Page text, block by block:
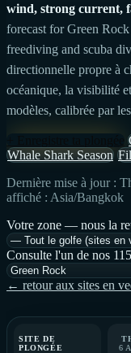
wind, strong current,
forecast for Green
freediving and scuba
directionnelle propre à
océanique, la visibilité
modèles, calibrée par
Whale Shark Season
Dernière mise à jour :
affiché : Asia/Bangkok
Votre zone — nous la
Consulte l'un de nos
← retour aux sites en
SITE DE
PLONGÉE
6